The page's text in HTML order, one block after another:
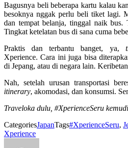
Bagusnya beli beberapa kartu kalau
besoknya nggak perlu beli tiket lagi.
dan tempat belanja, tinggal naik
Tingkat ketelatan bus di sana cuma
Praktis dan terbantu banget, ya,
Xperience. Cara ini juga bisa
di Jepang, atau di negara lain.
Nah, setelah urusan transportasi
itinerary, akomodasi, dan konsumsi.
Traveloka dulu, #XperienceSeru
CategoriesJapanTags#XperienceSeru,
Xperience